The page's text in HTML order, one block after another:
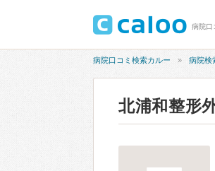
病院口
病院口コミ検索カルー 病院検
北浦和整形